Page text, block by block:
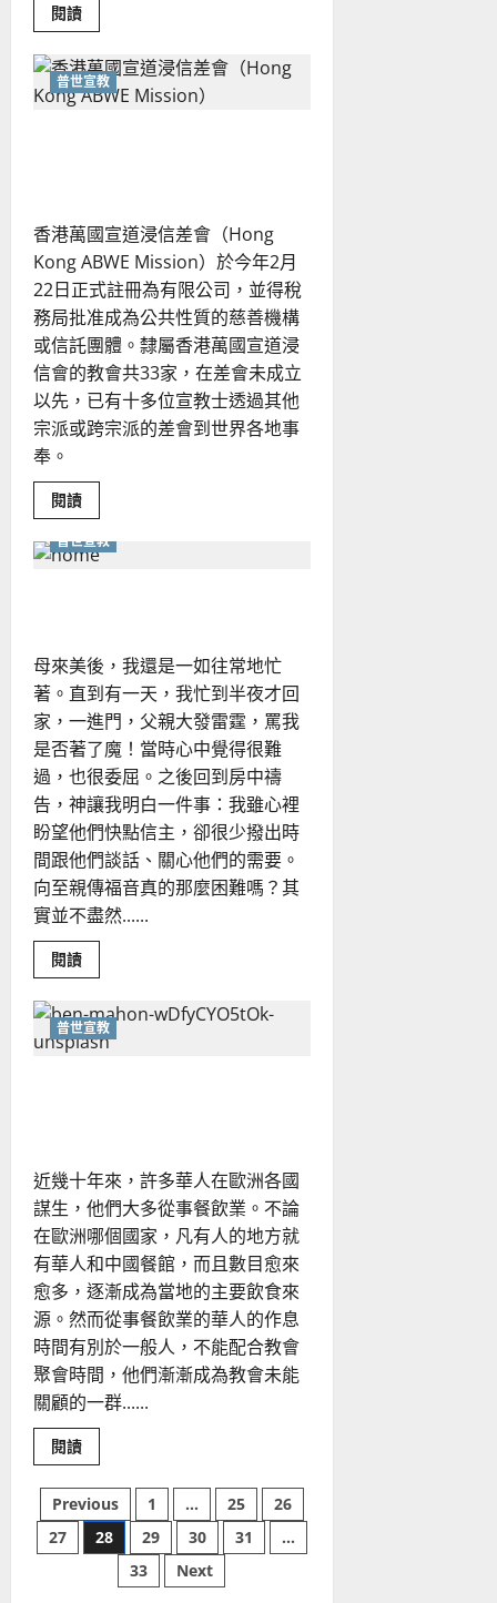
閱讀Read
more
佈
道
方
式
奕
宏
普世宣教
香港萬國宣道浸信差會（Hong
Kong ABWE Mission）於今年2月
22日正式註冊為有限公司，並得稅
務局批准成為公共性質的慈善機構
或信託團體。隸屬香港萬國宣道浸
信會的教會共33家，在差會未成立
以先，已有十多位宣教士透過其他
宗派或跨宗派的差會到世界各地事
奉。
閱讀Read
more
香
港
信
差
會
｜
楊
偉
明
普世宣教
母來美後，我還是一如往常地忙
著。直到有一天，我忙到半夜才回
家，一進門，父親大發雷霆，罵我
是否著了魔！當時心中覺得很難
過，也很委屈。之後回到房中禱
告，神讓我明白一件事：我雖心裡
盼望他們快點信主，卻很少撥出時
間跟他們談話、關心他們的需要。
向至親傳福音真的那麼困難嗎？其
實並不盡然......
閱讀Read
more
至
親
分
普世宣教
近幾十年來，許多華人在歐洲各國
謀生，他們大多從事餐飲業。不論
在歐洲哪個國家，凡有人的地方就
有華人和中國餐館，而且數目愈來
愈多，逐漸成為當地的主要飲食來
源。然而從事餐飲業的華人的作息
時間有別於一般人，不能配合教會
聚會時間，他們漸漸成為教會未能
關顧的一群......
閱讀Read
more
向
歐
洲
華
人
文
章
Previous 1 ... 25
26
27
28 29 30 31
...
33
Next